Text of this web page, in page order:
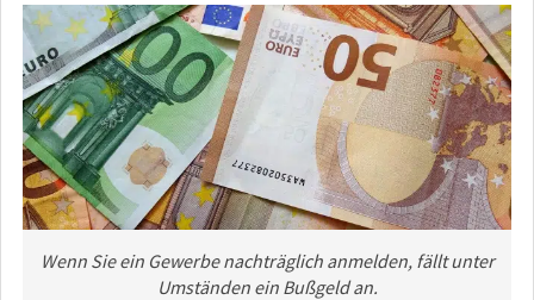
Wenn Sie ein Gewerbe nachträglich anmelden, fällt unter
Umständen ein Bußgeld an.